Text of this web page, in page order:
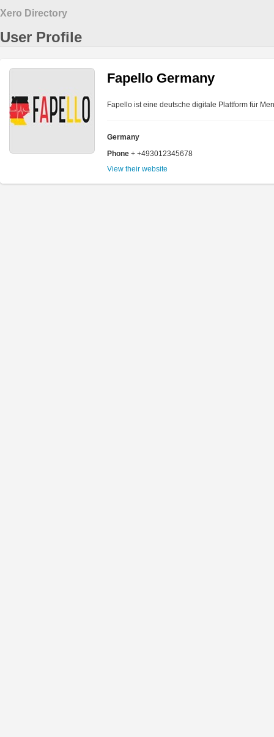
Xero Directory
User Profile
Fapello Germany
Fapello ist eine deutsche digitale Plattform für
Germany
Phone + +493012345678
View their website